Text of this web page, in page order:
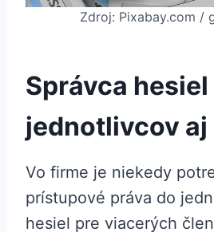
Zdroj: Pixabay.com /
Správca hesiel
jednotlivcov aj
Vo firme je niekedy
prístupové práva do
hesiel pre viacerých